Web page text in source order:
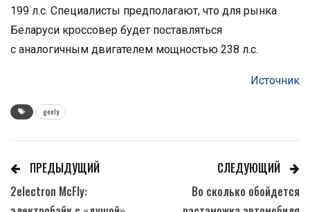
199 л.с. Специалисты предполагают, что для рынка
Беларуси кроссовер будет поставляться
с аналогичным двигателем мощностью 238 л.с.
Источник
geely
ПРЕДЫДУЩИЙ
2electron McFly:
СЛЕДУЮЩИЙ
Во сколько обойдется